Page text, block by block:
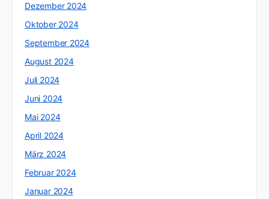
Dezember 2024
Oktober 2024
September 2024
August 2024
Juli 2024
Juni 2024
Mai 2024
April 2024
März 2024
Februar 2024
Januar 2024